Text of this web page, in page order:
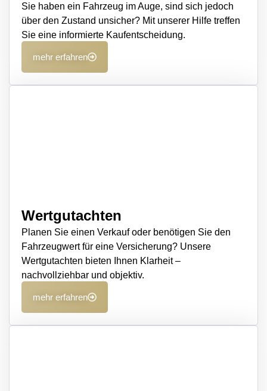
Sie haben ein Fahrzeug im Auge, sind sich jedoch
über den Zustand unsicher? Mit unserer Hilfe treffen
Sie eine informierte Kaufentscheidung.
mehr erfahren
Wertgutachten
Planen Sie einen Verkauf oder benötigen Sie den
Fahrzeugwert für eine Versicherung? Unsere
Wertgutachten bieten Ihnen Klarheit –
nachvollziehbar und objektiv.
mehr erfahren